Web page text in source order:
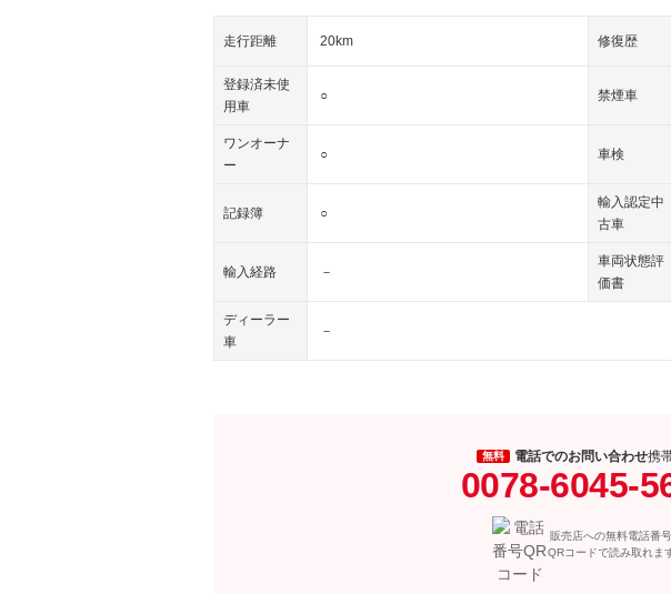
走行距離 20km 修復歴
登録済未使
用車
○ 禁煙車
ワンオーナ
ー
○ 車検
記録簿 ○
輸入認定中
古車
輸入経路 －
車両状態評
価書
ディーラー
車
－
無料 電話でのお問い合わせ携
0078-6045-
販売店への無料電話番
QRコードで読み取れます